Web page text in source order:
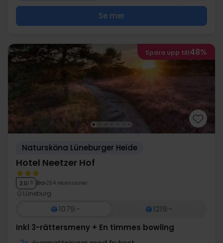
Se mer
Spara upp till48%
Natursköna Lüneburger Heide
Hotel Neetzer Hof
3.0/ 5 Bra 254 recensioner
Lüneburg
1079:-
1219:-
Inkl 3-rättersmeny + En timmes bowling